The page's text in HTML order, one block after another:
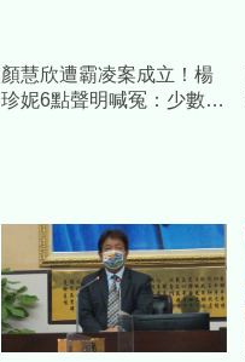
顏慧欣遭霸凌案成立！楊
珍妮6點聲明喊冤：少數人